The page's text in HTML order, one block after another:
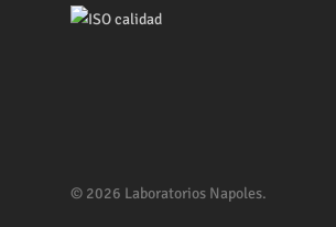
© 2026 Laboratorios Napoles.